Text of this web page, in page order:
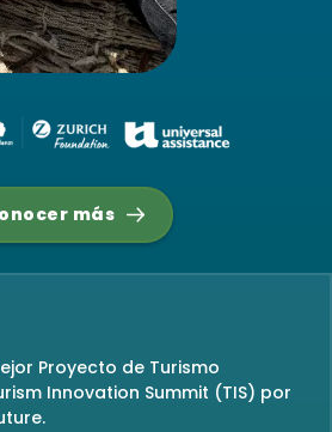
más
Proyecto de Turismo
Innovation Summit (TIS) por